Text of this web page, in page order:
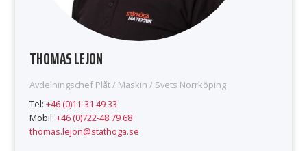
THOMAS LEJON
Avdelningschef Plåt / Maskin / Svets Norrköping
Tel: +46 (0)11-31 49 33
Mobil: +46 (0)722-48 79 68
thomas.lejon@stathoga.se